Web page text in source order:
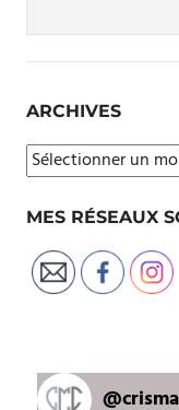
ARCHIVES
Archives
MES RÉSEAUX
@